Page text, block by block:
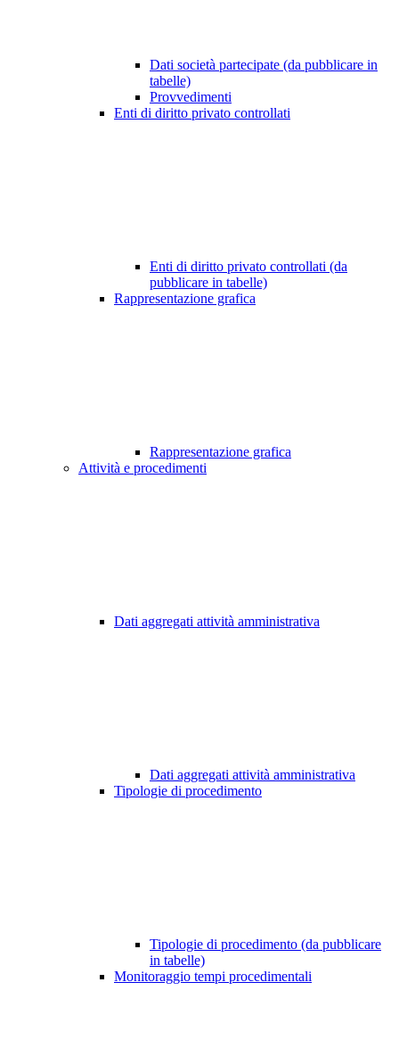
Dati società partecipate (da pubblicare in
tabelle)
Provvedimenti
Enti di diritto privato controllati
Enti di diritto privato controllati (da
pubblicare in tabelle)
Rappresentazione grafica
Rappresentazione grafica
Attività e procedimenti
Dati aggregati attività amministrativa
Dati aggregati attività amministrativa
Tipologie di procedimento
Tipologie di procedimento (da pubblicare
in tabelle)
Monitoraggio tempi procedimentali